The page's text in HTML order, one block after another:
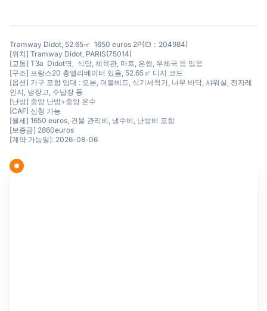
Tramway Didot, 52.65㎡ 1650 euros 2P(ID：204984)
[위치] Tramway Didot, PARIS(75014)
[교통] T3a Didot역, 식당, 체육관, 마트, 은행, 우체국 등 있음
[구조] 프랑스20 층엘리베이터 있음, 52.65㎡ 디지 코드
[옵션] 가구 포함 임대 : 오븐, 더블베드, 식기세척기, 나무 바닥, 샤워실, 전자레
인지, 냉장고, 수납장 등
[난방] 중앙 난방+중앙 온수
[CAF] 신청 가능
[월세] 1650 euros, 건물 관리비, 냉수비, 난방비 포함
[보증금] 2860euros
[계약 가능일]: 2026-08-06